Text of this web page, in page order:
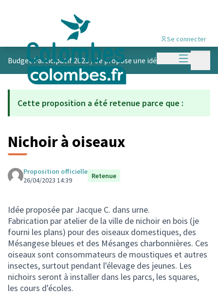
Menu
Se connecter
Budget Participatif 2023 /Je propose une idée
Cette proposition a été retenue parce que :
Nichoir à oiseaux
Proposition officielle
26/04/2023 14:39
Retenue
Idée proposée par Jacque C. dans urne.
Fabrication par atelier de la ville de nichoir en bois (je
fourni les plans) pour des oiseaux domestiques, des
Mésangese bleues et des Mésanges charbonnières. Ces
oiseaux sont consommateurs de moustiques et autres
insectes, surtout pendant l'élevage des jeunes. Les
nichoirs seront à installer dans les parcs, les squares,
les cours d'écoles.